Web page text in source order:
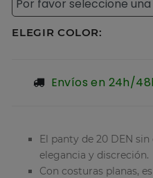
ELEGIR COLOR:
Envíos en 24h/
El panty de 20 DEN
elegancia y discreción.
Con costuras planas,